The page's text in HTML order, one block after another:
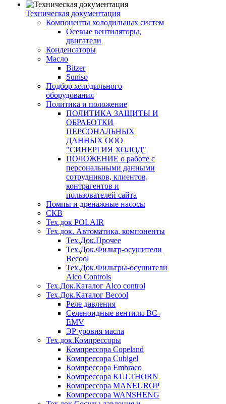
Техническая документация
Компоненты холодильных систем
Осевые вентиляторы,
двигатели
Конденсаторы
Масло
Bitzer
Suniso
Подбор холодильного
оборудования
Политика и положение
ПОЛИТИКА ЗАЩИТЫ И
ОБРАБОТКИ
ПЕРСОНАЛЬНЫХ
ДАННЫХ ООО
"СИНЕРГИЯ ХОЛОД"
ПОЛОЖЕНИЕ о работе с
персональными данными
сотрудников, клиентов,
контрагентов и
пользователей сайта
Помпы и дренажные насосы
СКВ
Тех.док POLAIR
Тех.док. Автоматика, компоненты
Тех.Док.Прочее
Тех.Док.Фильтр-осушители
Becool
Тех.Док.Фильтры-осушители
Alco Controls
Тех.Док.Каталог Alco control
Тех.Док.Каталог Becool
Реле давления
Селеноидные вентили BC-
EMV
ЭР уровня масла
Тех.док.Компрессоры
Компрессора Copeland
Компрессора Cubigel
Компрессора Embraco
Компрессора KULTHORN
Компрессора MANEUROP
Компрессора WANSHENG